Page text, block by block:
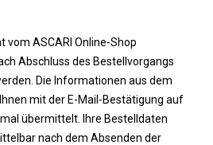
vom ASCARI Online-Shop
Abschluss des Bestellvorgangs
Die Informationen aus dem
mit der E-Mail-Bestätigung auf
übermittelt. Ihre Bestelldaten
nach dem Absenden der